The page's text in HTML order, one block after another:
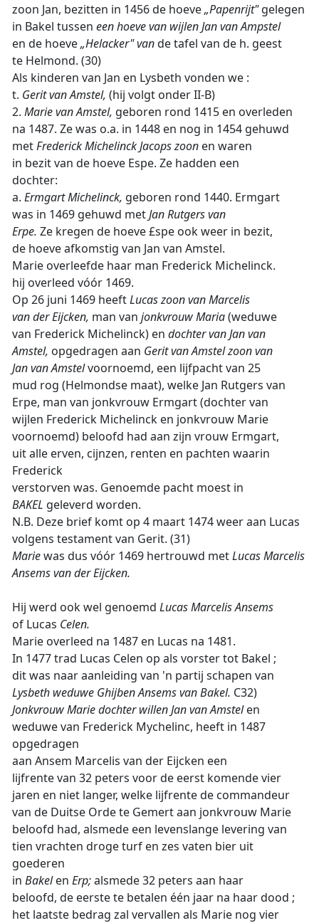
zoon Jan, bezitten in 1456 de hoeve„Papenrijt"gelegen
in Bakel tussen een hoeve van wijlen Jan van Ampstel
en de hoeve„Helacker" vande tafel van de h. geest
te Helmond. (30)
Als kinderen van Jan en Lysbeth vonden we :
t. Gerit van Amstel, (hij volgt onder II-B)
2. Marie van Amstel, geboren rond 1415 en overleden
na 1487. Ze was o.a. in 1448 en nog in 1454 gehuwd
metFrederick Michelinck Jacops zoon en waren
in bezit van de hoeve Espe. Ze hadden een
dochter:
a. Ermgart Michelinck, geboren rond 1440. Ermgart
was in 1469 gehuwd metJan Rutgers van
Erpe. Ze kregen de hoeve £spe ook weer in bezit,
de hoeve afkomstig van Jan van Amstel.
Marie overleefde haar man Frederick Michelinck.
hij overleed vóór 1469.
Op 26 juni 1469 heeftLucas zoon van Marcelis
van der Eijcken, man van jonkvrouw Maria(weduwe
van Frederick Michelinck) en dochter van Jan van
Amstel, opgedragen aan Gerit van Amstel zoon van
Jan van Amstelvoornoemd, een lijfpacht van 25
mud rog (Helmondse maat), welke Jan Rutgers van
Erpe, man van jonkvrouw Ermgart (dochter van
wijlen Frederick Michelinck en jonkvrouw Marie
voornoemd) beloofd had aan zijn vrouw Ermgart,
uit alle erven, cijnzen, renten en pachten waarin
Frederick
verstorven was. Genoemde pacht moest in
BAKEL geleverd worden.
N.B. Deze brief komt op 4 maart 1474 weer aan Lucas
volgens testament van Gerit. (31)
Mariewas dus vóór 1469 hertrouwd metLucas Marcelis
Ansems van der Eijcken.
Hij werd ook wel genoemd Lucas Marcelis Ansems
of Lucas Celen.
Marie overleed na 1487 en Lucas na 1481.
In 1477 trad Lucas Celen op als vorster tot Bakel ;
dit was naar aanleiding van 'n partij schapen van
Lysbeth weduwe Ghijben Ansems van Bakel. C32)
Jonkvrouw Marie dochter willen Jan van Amstelen
weduwe van Frederick Mychelinc, heeft in 1487
opgedragen
aan Ansem Marcelis van der Eijcken een
lijfrente van 32 peters voor de eerst komende vier
jaren en niet langer, welke lijfrente de commandeur
van de Duitse Orde te Gemert aan jonkvrouw Marie
beloofd had, alsmede een levenslange levering van
tien vrachten droge turf en zes vaten bier uit
goederen
in Bakelen Erp;alsmede 32 peters aan haar
beloofd, de eerste te betalen één jaar na haar dood ;
het laatste bedrag zal vervallen als Marie nog vier